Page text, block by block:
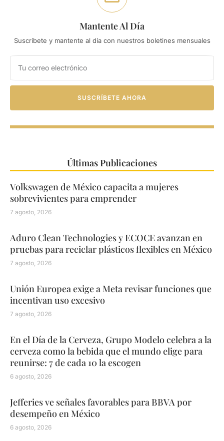
Mantente Al Día
Suscríbete y mantente al día con nuestros boletines mensuales
SUSCRÍBETE AHORA
Últimas Publicaciones
Volkswagen de México capacita a mujeres
sobrevivientes para emprender
7 agosto, 2026
Aduro Clean Technologies y ECOCE avanzan en
pruebas para reciclar plásticos flexibles en México
7 agosto, 2026
Unión Europea exige a Meta revisar funciones que
incentivan uso excesivo
7 agosto, 2026
En el Día de la Cerveza, Grupo Modelo celebra a la
cerveza como la bebida que el mundo elige para
reunirse: 7 de cada 10 la escogen
6 agosto, 2026
Jefferies ve señales favorables para BBVA por
desempeño en México
6 agosto, 2026